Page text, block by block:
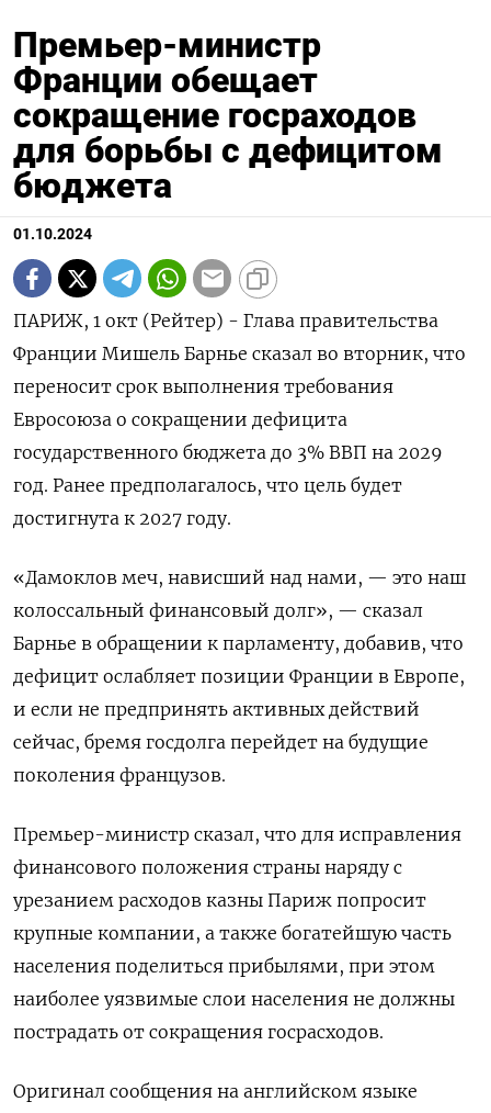
Премьер-министр
Франции обещает
сокращение госраходов
для борьбы с дефицитом
бюджета
01.10.2024
ПАРИЖ, 1 окт (Рейтер) - Глава правительства
Франции Мишель Барнье сказал во вторник, что
переносит срок выполнения требования
Евросоюза о сокращении дефицита
государственного бюджета до 3% ВВП на 2029
год. Ранее предполагалось, что цель будет
достигнута к 2027 году.
«Дамоклов меч, нависший над нами, — это наш
колоссальный финансовый долг», — сказал
Барнье в обращении к парламенту, добавив, что
дефицит ослабляет позиции Франции в Европе,
и если не предпринять активных действий
сейчас, бремя госдолга перейдет на будущие
поколения французов.
Премьер-министр сказал, что для исправления
финансового положения страны наряду с
урезанием расходов казны Париж попросит
крупные компании, а также богатейшую часть
населения поделиться прибылями, при этом
наиболее уязвимые слои населения не должны
пострадать от сокращения госрасходов.
Оригинал сообщения на английском языке